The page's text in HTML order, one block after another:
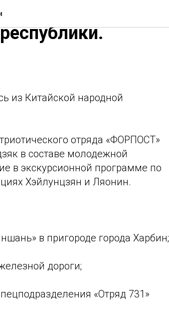
края вернулись
из Китайской народной
отряда «ФОРПОСТ»
в составе молодежной
в экскурсионной программе по
Хэйлунцзян и Ляонин.
в пригороде города Харбин;
дороги;
«Отряд 731»